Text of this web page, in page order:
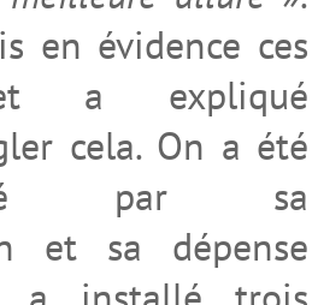
en évidence ces
a expliqué
cela. On a été
par sa
et sa dépense